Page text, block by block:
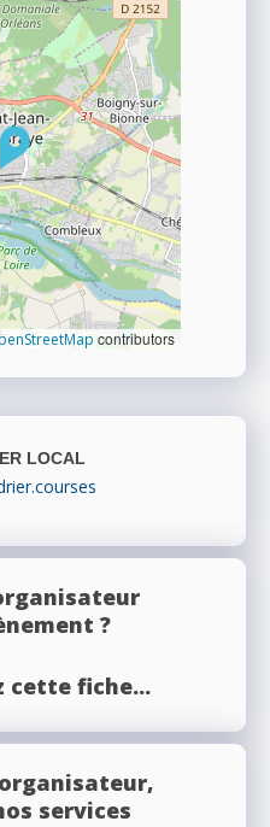
contributors
LOCAL
?
cette fiche...
services